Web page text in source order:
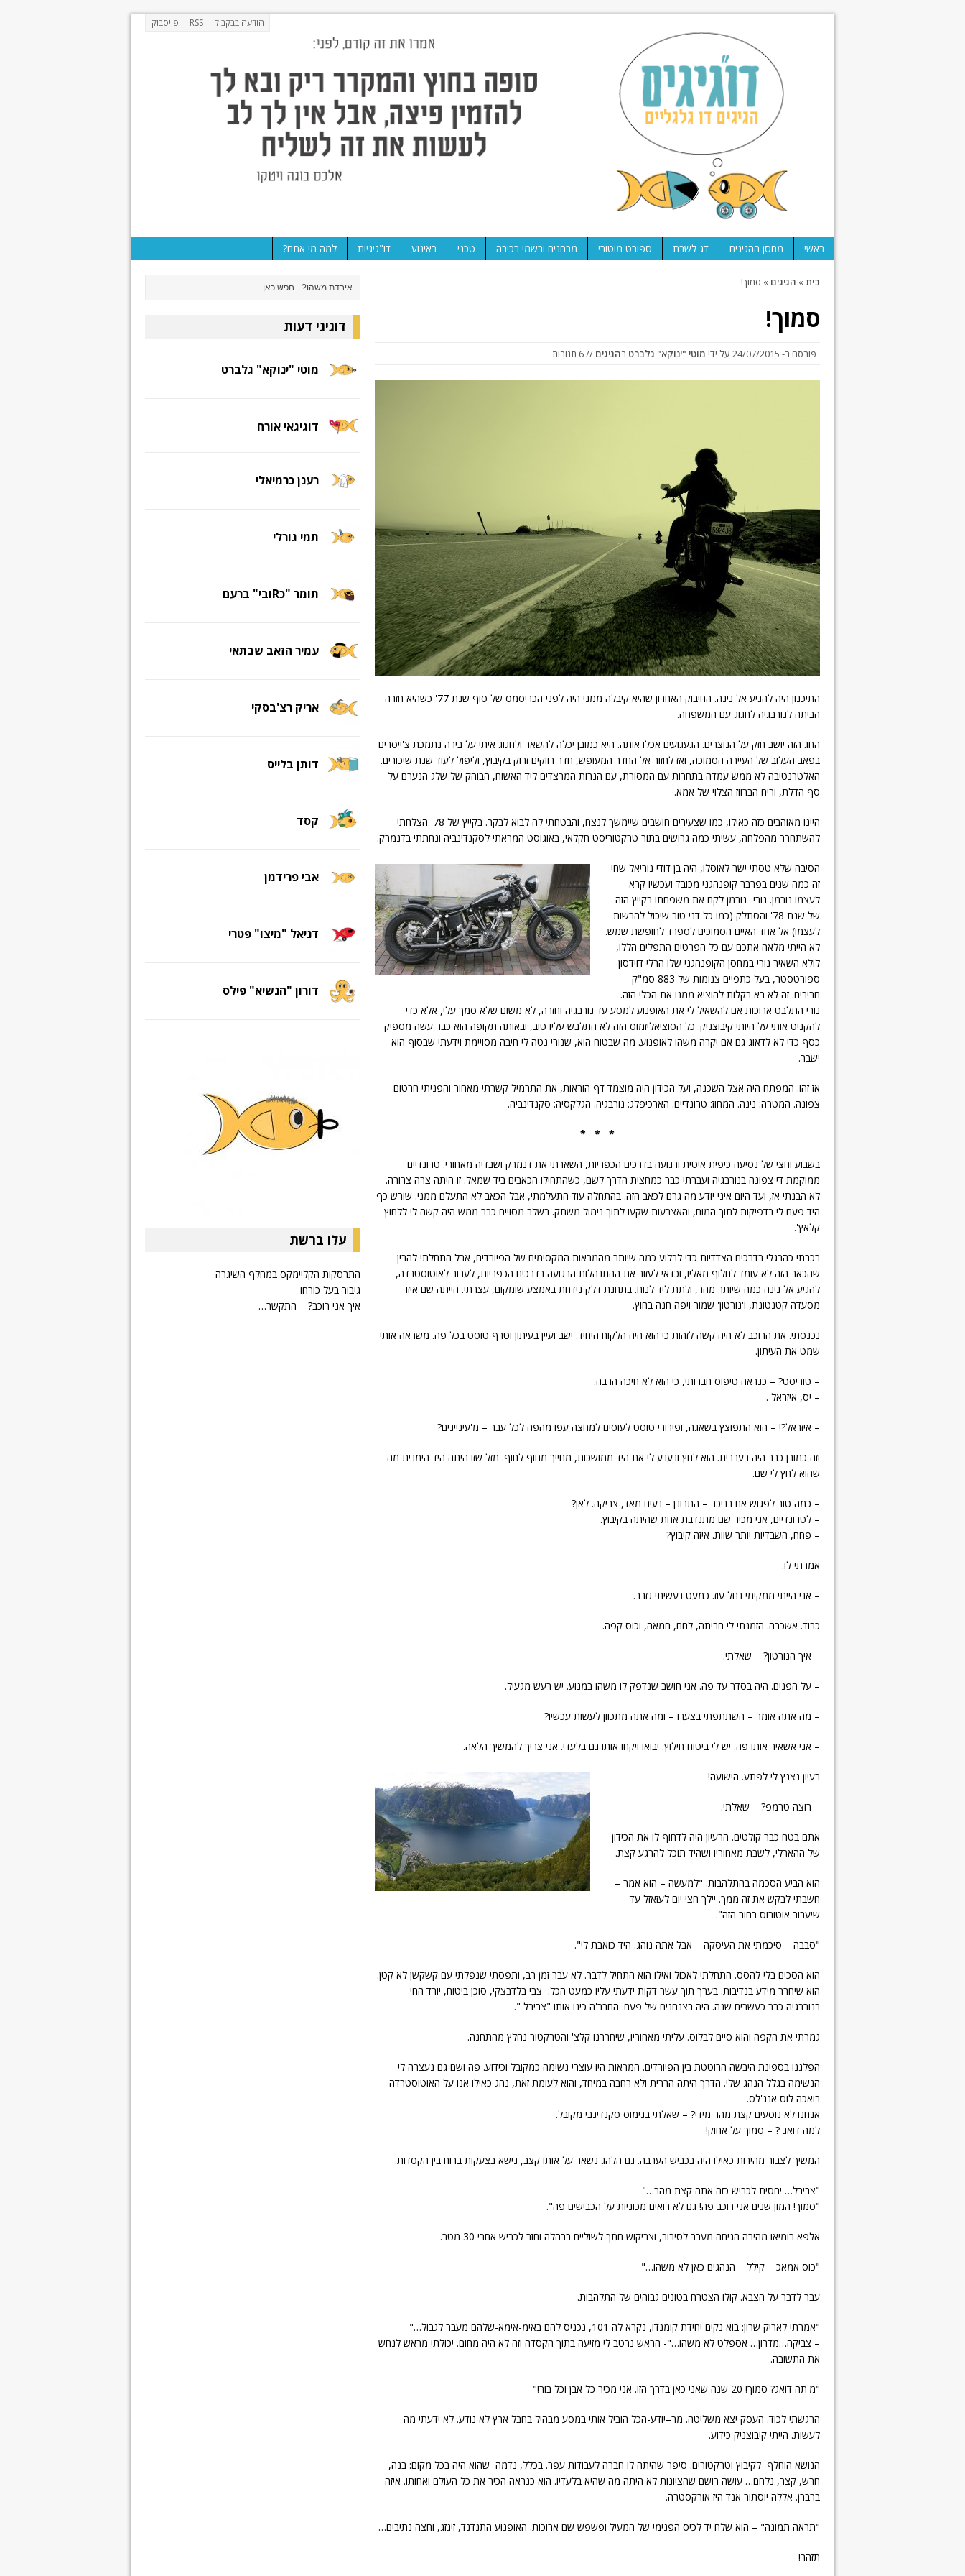
הודעה בבקבוק RSS פייסבוק
ראשי מחסן ההגיגים דג לשבת ספורט מוטורי מבחנים ורשמי רכיבה טכני ראינוע דו"גיגיות למה מי אתם?
בית» הגיגים » סמוך!
סמוך!
פורסם ב- 24/07/2015 על ידי מוטי "ינוקא" גלברט בהגיגים // 6 תגובות
התיכנון היה להגיע אל נינה. החיבוק האחרון שהיא קיבלה ממני היה לפני הכריסמס של סוף שנת 77' כשהיא חזרה
הביתה לנורבגיה לחגוג עם המשפחה.
החג הזה יושב חזק על הנוצרים. הגעגועים אכלו אותה. היא כמובן יכלה להשאר ולחגוג איתי על בירה נתמכת צ'ייסרים
בפאב העלוב של העיירה הסמוכה, ואז לחזור אל החדר המעופש, חדר רווקים זרוק בקיבוץ, וליפול לעוד שנת שיכורים.
האלטרנטיבה לא ממש עמדה בתחרות עם המסורת, עם הנרות המרצדים ליד האשוח, הבוהק של שלג הנערם על
סף הדלת, וריח הברווז הצלוי של אמא.
היינו מאוהבים כזה כאילו, כמו שצעירים חושבים שיימשך לנצח, והבטחתי לה לבוא לבקר. בקייץ של 78' הצלחתי
להשתחרר מהפלחה, עשיתי כמה גרושים בתור טרקטוריסט חקלאי, באוגוסט המראתי לסקנדינביה ונחתתי בדנמרק.
הסיבה שלא טסתי ישר לאוסלו, היה בן דודי נוריאל שחי
זה כמה שנים בפרבר קופנהגני מכובד ועכשיו קרא
לעצמו נורמן. נורי- נורמן לקח את משפחתו בקייץ הזה
של שנת 78' והסתלק (כמו כל דני טוב שיכול להרשות
לעצמו) אל אחד האיים הסמוכים לספרד לחופשת שמש.
לא הייתי מלאה אתכם עם כל הפרטים התפלים הללו,
לולא השאיר נורי במחסן הקופנהגני שלו הרלי דוידסון
ספורטסטר, בעל כתפיים צנומות של 883 סמ"ק
חביבים. זה לא בא בקלות להוציא ממנו את הכלי הזה.
נורי התלבט ארוכות אם להשאיל לי את האופנוע למסע עד נורבגיה וחזרה, לא משום שלא סמך עלי, אלא כדי
להקניט אותי על היותי קיבוצניק. כל הסוציאליזמוס הזה לא התלבש עליו טוב, ובאותה תקופה הוא כבר עשה מספיק
כסף כדי לא לדאוג גם אם יקרה משהו לאופנוע. מה שבטוח הוא, שנורי נטה לי חיבה מסויימת וידעתי שבסוף הוא
ישבר.
אז זהו. המפתח היה אצל השכנה, ועל הכידון היה מוצמד דף הוראות, את התרמיל קשרתי מאחור והפניתי חרטום
צפונה. המטרה: נינה. המחוז: טרונדיים. הארכיפלג: נורבגיה. הגלקסיה: סקנדינביה.
* * *
בשבוע וחצי של נסיעה כיפית איטית ורגועה בדרכים הכפריות, השארתי את דנמרק ושבדיה מאחורי. טרונדיים
ממוקמת די צפונה בנורבגיה ועברתי כבר כמחצית הדרך לשם, כשהתחילו הכאבים ביד שמאל. זו היתה צרה צרורה.
לא הבנתי אז, ועד היום איני יודע מה גרם לכאב הזה. בהתחלה עוד התעלמתי, אבל הכאב לא התעלם ממני. שורש כף
היד פעם לי בדפיקות לתוך המוח, והאצבעות שקעו לתוך נימול משתק. בשלב מסויים כבר ממש היה קשה לי ללחוץ
קלאץ'.
רכבתי כהרגלי בדרכים הצדדיות כדי לבלוע כמה שיותר מהמראות המקסימים של הפיורדים, אבל התחלתי להבין
שהכאב הזה לא עומד לחלוף מאליו, וכדאי לעזוב את ההתנהלות הרגועה בדרכים הכפריות, לעבור לאוטוסטרדה,
להגיע אל נינה כמה שיותר מהר, ולתת ליד לנוח. בתחנת דלק נידחת באמצע שומקום, עצרתי. הייתה שם איזו
מסעדה קטנטונת, ו'נורטון' שמור ויפה חנה בחוץ.
נכנסתי. את הרוכב לא היה קשה לזהות כי הוא היה הלקוח היחיד. ישב ועיין בעיתון וטרף טוסט בכל פה. משראה אותי
שמט את העיתון.
– טוריסט? – כנראה טיפוס חברותי, כי הוא לא חיכה הרבה.
– יס, איזראל .
– איזראל?! – הוא התפוצץ בשאגה, ופירורי טוסט לעוסים למחצה עפו מהפה לכל עבר – מ'עיניינים?
וזה כמובן כבר היה בעברית. הוא לחץ ונענע לי את היד ממושכות, מחייך מחוף לחוף. מזל שזו היתה היד הימנית מה
שהוא לחץ לי שם.
– כמה טוב לפגוש אח בניכר – התרונן – נעים מאד, צביקה. לאן?
– לטרונדיים, אני מכיר שם מתנדבת אחת שהיתה בקיבוץ.
– פחח, השבדיות יותר שוות. איזה קיבוץ?
אמרתי לו.
– אני הייתי ממקימי נחל עוז. כמעט נעשיתי גזבר.
כבוד. אשכרה. הזמנתי לי חביתה, לחם, חמאה, וכוס קפה.
– איך הנורטון? – שאלתי.
– על הפנים. היה בסדר עד פה. אני חושב שנדפק לו משהו במנוע. יש רעש מגעיל.
– מה אתה אומר – השתתפתי בצערו – ומה אתה מתכוון לעשות עכשיו?
– אני אשאיר אותו פה. יש לי ביטוח חילוץ. יבואו ויקחו אותו גם בלעדי. אני צריך להמשיך הלאה.
רעיון נצנץ לי לפתע. הישועה!
– רוצה טרמפ? – שאלתי.
אתם בטח כבר קולטים. הרעיון היה לדחוף לו את הכידון
של ההארלי, לשבת מאחוריו ושהיד תוכל להרגע קצת.
הוא הביע הסכמה בהתלהבות. "למעשה – הוא אמר –
חשבתי לבקש את זה ממך. יילך חצי יום לעזאזל עד
שיעבור אוטובוס בחור הזה".
"סבבה – סיכמתי את העיסקה – אבל אתה נוהג. היד כואבת לי".
הוא הסכים בלי להסס. התחלתי לאכול ואילו הוא התחיל לדבר. לא עבר זמן רב, ותפסתי שנפלתי עם קשקשן לא קטן.
הוא שיחרר מידע בנדיבות. בערך תוך עשר דקות ידעתי עליו כמעט הכל: צבי בלדבצקי, סוכן ביטוח, יורד החי
בנורבגיה כבר כעשרים שנה. היה בצנחנים של פעם. החבר'ה כינו אותו "צביבל ".
גמרתי את הקפה והוא סיים לבלוס. עליתי מאחוריו, שיחררנו קלצ' והטרקטור נחלץ מהתחנה.
הפלגנו בספינת היבשה הרוטטת בין הפיורדים. המראות היו עוצרי נשימה כמקובל וכידוע. פה ושם גם נעצרה לי
הנשימה בגלל הנהג שלי. הדרך היתה הררית ולא רחבה במיחד, והוא לעומת זאת, נהג כאילו אנו על האוטוסטרדה
בואכה לוס אנג'לס.
אנחנו לא נוסעים קצת מהר מידי? – שאלתי בנימוס סקנדינבי מקובל.
למה דואג ? – סמוך על אחוק!
המשיך לצבור מהירות כאילו היה בכביש הערבה. גם הלהג נשאר על אותו קצב, נישא בצעקות ברוח בין הקסדות.
"צביבל… יחסית לכביש כזה אתה קצת מהר…"
"סמוך! המון שנים אני רוכב פה! גם לא רואים מכוניות על הכבישים פה".
אלפא רומיאו מהירה הגיחה מעבר לסיבוב, וצביקוש חתך לשוליים בבהלה וחזר לכביש אחרי 30 מטר.
"כוס אמאכ – קילל – הנהגים כאן לא משהו…"
עבר לדבר על הצבא. קולו הצטרח בטונים גבוהים של התלהבות.
"אמרתי לאריק שרון: בוא נקים יחידת קומנדו, נקרא לה 101, נכניס להם באימ-אימא-שלהם מעבר לגבול…"
– צביקה…מדרון… אספלט לא משהו…"- הראש נרטב לי מזיעה בתוך הקסדה וזה לא היה מחום. יכולתי מראש לנחש
את התשובה.
"מ'תה דואג? סמוך! 20 שנה שאני כאן בדרך הזו. אני מכיר כל אבן וכל בור!"
הרגשתי לכוד. העסק יצא משליטה. מר–יודע-הכל הוביל אותי במסע מבהיל בחבל ארץ לא נודע. לא ידעתי מה
לעשות. הייתי קיבוצניק כידוע.
הנושא הוחלף לקיבוץ וטרקטורים. סיפר שהיתה לו חברה לעבודות עפר. בכלל, נדמה שהוא היה בכל מקום: בנה,
חרש, קצר, נלחם… עושה רושם שהציונות לא היתה מה שהיא בלעדיו. הוא כנראה הכיר את כל העולם ואחותו. איזה
ברברן. אללה יוסתור אנד היז אורקסטרה.
"תראה תמונה" – הוא שלח יד לכיס הפנימי של המעיל ופשפש שם ארוכות. האופנוע התנדנד, זיגזג, וחצה נתיבים…
תזהר!
דוגיגי דעות
מוטי "ינוקא" גלברט
דוגיגאי אורח
רענן כרמיאלי
תמי גורלי
תומר "כRובי" ברעם
עמיר הזאב שבתאי
אריק רצ'בסקי
דותן בלייס
קסד
אבי פרידמן
דניאל "מיצו" פטרי
דורון "הנשיא" פילס
עלו ברשת
התרסקות הקליימקס במחלף השיגרה
גיבור בעל כורחו
איך אני רוכב? – התקשר…